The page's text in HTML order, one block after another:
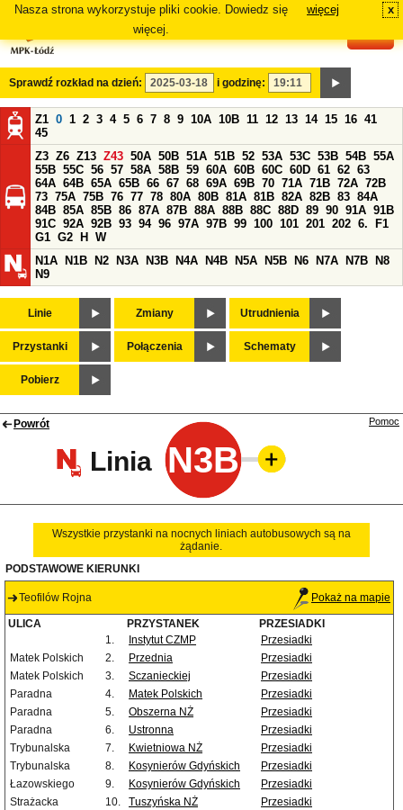
Nasza strona wykorzystuje pliki cookie. Dowiedz się
więcej.
więcej x
Sprawdź rozkład na dzień: i godzinę:
Z1 0 1 2 3 4 5 6 7 8 9 10A 10B 11 12 13 14 15 16 41
45
Z3 Z6 Z13 Z43 50A 50B 51A 51B 52 53A 53C 53B 54B 55A
55B 55C 56 57 58A 58B 59 60A 60B 60C 60D 61 62 63
64A 64B 65A 65B 66 67 68 69A 69B 70 71A 71B 72A 72B
73 75A 75B 76 77 78 80A 80B 81A 81B 82A 82B 83 84A
84B 85A 85B 86 87A 87B 88A 88B 88C 88D 89 90 91A 91B
91C 92A 92B 93 94 96 97A 97B 99 100 101 201 202 6.
F1
G1 G2 H
W
N1A
N1B N2 N3A N3B N4A N4B N5A N5B N6 N7A N7B
N8
N9
Linie Zmiany Utrudnienia
Przystanki Połączenia Schematy
Pobierz
Powrót
Linia N3B
Pomoc
Wszystkie przystanki na nocnych liniach autobusowych są na
żądanie.
PODSTAWOWE KIERUNKI
Teofilów Rojna Pokaż na mapie
ULICA PRZYSTANEK
PRZESIADKI
1.
Instytut CZMP
Przesiadki
Matek Polskich
2. Przednia
Przesiadki
Matek Polskich
3. Sczanieckiej
Przesiadki
Paradna
4. Matek Polskich
Przesiadki
Paradna
5. Obszerna NŻ
Przesiadki
Paradna
6. Ustronna
Przesiadki
Trybunalska
7. Kwietniowa NŻ
Przesiadki
Trybunalska
8. Kosynierów Gdyńskich
Przesiadki
Łazowskiego
9. Kosynierów Gdyńskich
Przesiadki
Strażacka
10. Tuszyńska NŻ
Przesiadki